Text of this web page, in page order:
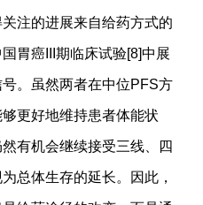
的进展来自给药方式的
胃癌III期临床试验[8]中展
。虽然两者在中位PFS方
更好地维持患者体能状
有机会继续接受三线、四
总体生存的延长。因此，